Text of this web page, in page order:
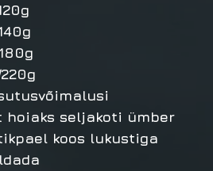
hoiaks seljakoti ümber
koos lukustiga